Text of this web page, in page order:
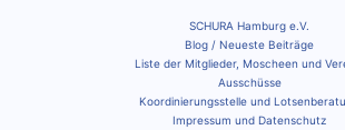
SCHURA Hamburg e.V.
Blog / Neueste Beiträge
Liste der Mitglieder, Moscheen und
Ausschüsse
Koordinierungsstelle und
Impressum und Datenschutz